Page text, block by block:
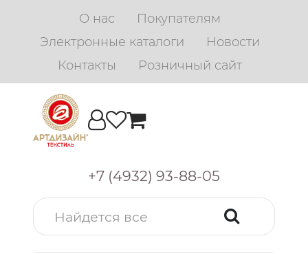
О нас
Покупателям
Электронные каталоги
Новости
Контакты
Розничный сайт
+7 (4932) 93-88-05